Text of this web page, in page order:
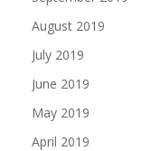
August 2019
July 2019
June 2019
May 2019
April 2019